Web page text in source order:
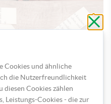
eine Schlaufe und
Enden zusammen
ohne
zu
Cookies und ähnliche
die Nutzerfreundlichkeit
diesen Cookies zählen
Leistungs-Cookies - die zur